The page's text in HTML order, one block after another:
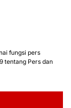
fungsi pers
tentang Pers dan